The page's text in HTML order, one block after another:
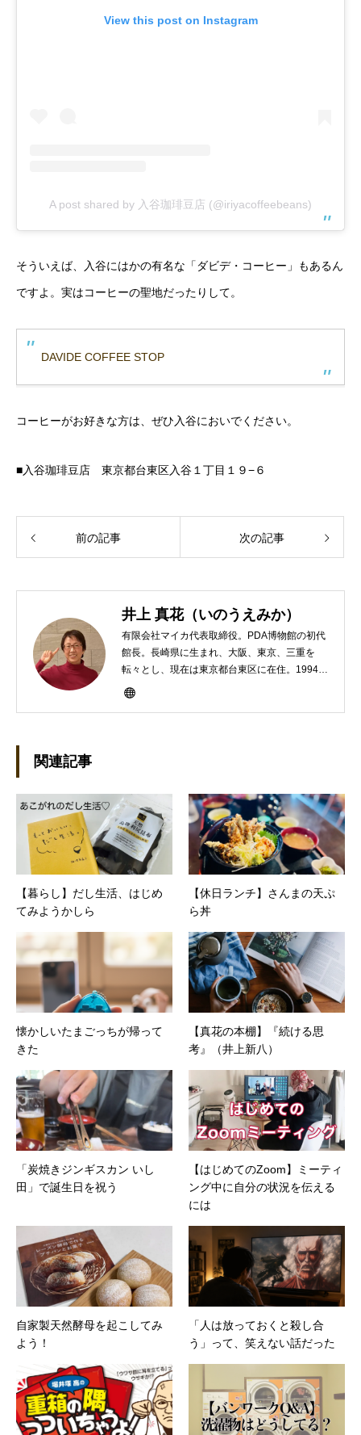
View this post on Instagram
A post shared by 入谷珈琲豆店 (@iriyacoffeebeans)
そういえば、入谷にはかの有名な「ダビデ・コーヒー」もあるん
ですよ。実はコーヒーの聖地だったりして。
DAVIDE COFFEE STOP
コーヒーがお好きな方は、ぜひ入谷においでください。
■入谷珈琲豆店 東京都台東区入谷１丁目１９−６
前の記事 次の記事
井上 真花（いのうえみか）
有限会社マイカ代表取締役。PDA博物館の初代
館長。長崎県に生まれ、大阪、東京、三重を
転々とし、現在は東京都台東区に在住。1994年
にHP100LXと出会ったのをきかっけに、フリ
制作。プライベートでは、井上円了哲学塾の第
一期修了生として「哲学カフェ＠神保町」の世
話人、2020年以降は「なごテツ」のオンライン
カフェの世話人を務める。趣味は考えること。
関連記事
【暮らし】だし生活、はじめ
てみようかしら
【休日ランチ】さんまの天ぷ
ら丼
懐かしいたまごっちが帰って
きた
【真花の本棚】『続ける思
考』（井上新八）
「炭焼きジンギスカン いし
田」で誕生日を祝う
【はじめてのZoom】ミーティ
ング中に自分の状況を伝える
には
自家製天然酵母を起こしてみ
よう！
「人は放っておくと殺し合
う」って、笑えない話だった